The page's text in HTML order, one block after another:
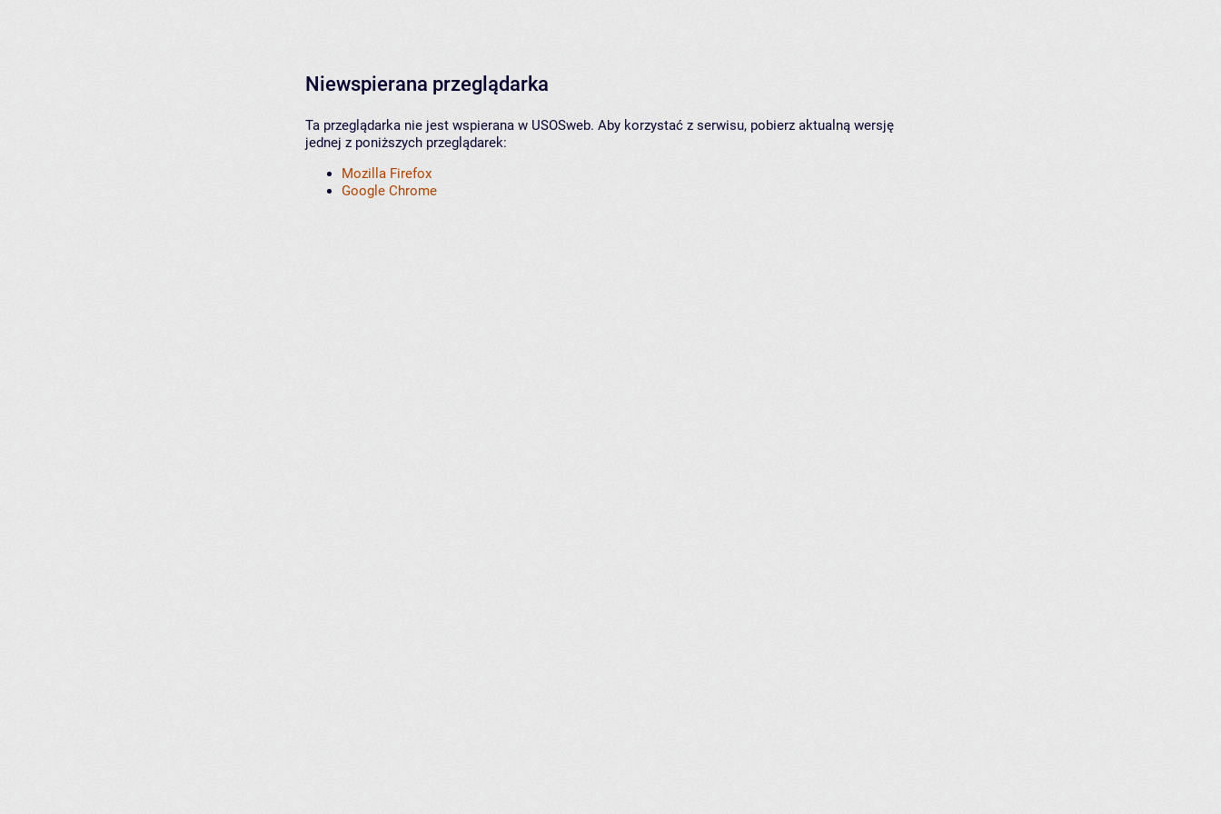
Niewspierana przeglądarka
Ta przeglądarka nie jest wspierana w USOSweb. Aby korzystać z serwisu, pobierz aktualną wersję
jednej z poniższych przeglądarek:
Mozilla Firefox
Google Chrome